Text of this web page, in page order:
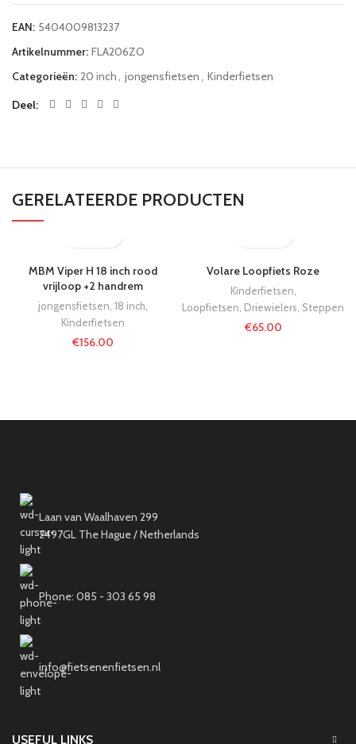
EAN: 5404009813237
Artikelnummer: FLA206ZO
Categorieën: 20 inch, jongensfietsen, Kinderfietsen
Deel
GERELATEERDE PRODUCTEN
MBM Viper H 18 inch rood
vrijloop +2 handrem
jongensfietsen 18 inch
Kinderfietsen
€156.00
Volare Loopfiets Roze
Kinderfietsen
Loopfietsen, Driewielers, Steppen
€65.00
Laan van Waalhaven 299
2497GL The Hague / Netherlands
Phone: 085 - 303 65 98
info@fietsenenfietsen.nl
USEFUL LINKS